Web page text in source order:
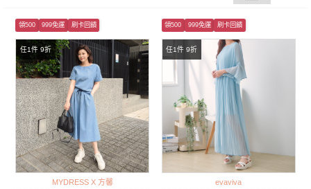
任1件 9折
領500 999免運 刷卡回饋
MYDRESS X 方馨
任1件 9折
領500 999免運 刷卡回饋
evaviva